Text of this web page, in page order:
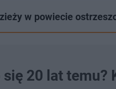
w powiecie
się 20 lat temu?